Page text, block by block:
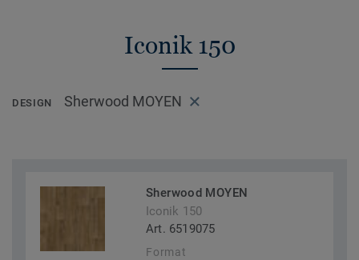
Iconik 150
DESIGN Sherwood MOYEN
Sherwood MOYEN
Iconik 150
Art. 6519075
Format